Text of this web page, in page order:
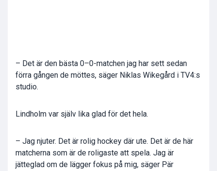
– Det är den bästa 0–0-matchen jag har sett sedan
förra gången de möttes, säger Niklas Wikegård i TV4:s
studio.
Lindholm var själv lika glad för det hela.
– Jag njuter. Det är rolig hockey där ute. Det är de här
matcherna som är de roligaste att spela. Jag är
jätteglad om de lägger fokus på mig, säger Pär